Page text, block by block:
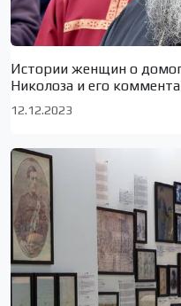
Истории женщин о
Николоза и его
12.12.2023